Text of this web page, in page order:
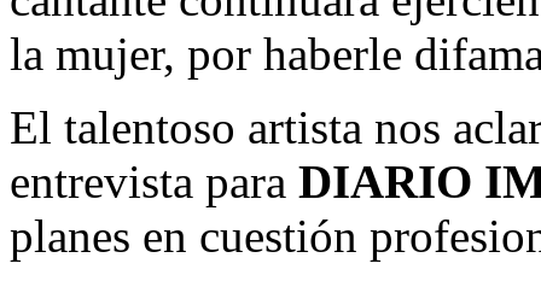
la mujer, por haberle
El talentoso artista nos
entrevista para DIARIO
planes en cuestión